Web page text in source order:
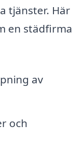
tjänster. Här
en städfirma
av
och